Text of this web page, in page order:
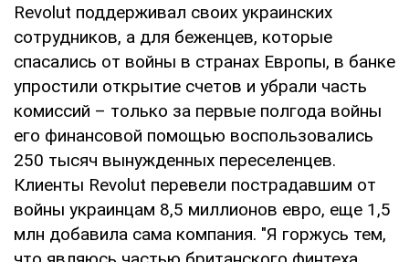
Revolut поддерживал своих украинских
сотрудников, а для беженцев, которые
спасались от войны в странах Европы, в банке
упростили открытие счетов и убрали часть
комиссий – только за первые полгода войны
его финансовой помощью воспользовались
250 тысяч вынужденных переселенцев.
Клиенты Revolut перевели пострадавшим от
войны украинцам 8,5 миллионов евро, еще 1,5
млн добавила сама компания. "Я горжусь тем,